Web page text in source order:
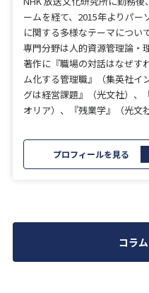
ームを経て、2015年よりパ
に関する多様なテーマについ
専門分野は人的資源管理論・
著作に『職場の対話はなぜす
ム化する管理職』（集英社イ
グは経営課題』（光文社）、
オリア）、『残業学』（光文
プロフィールを見る
コラ